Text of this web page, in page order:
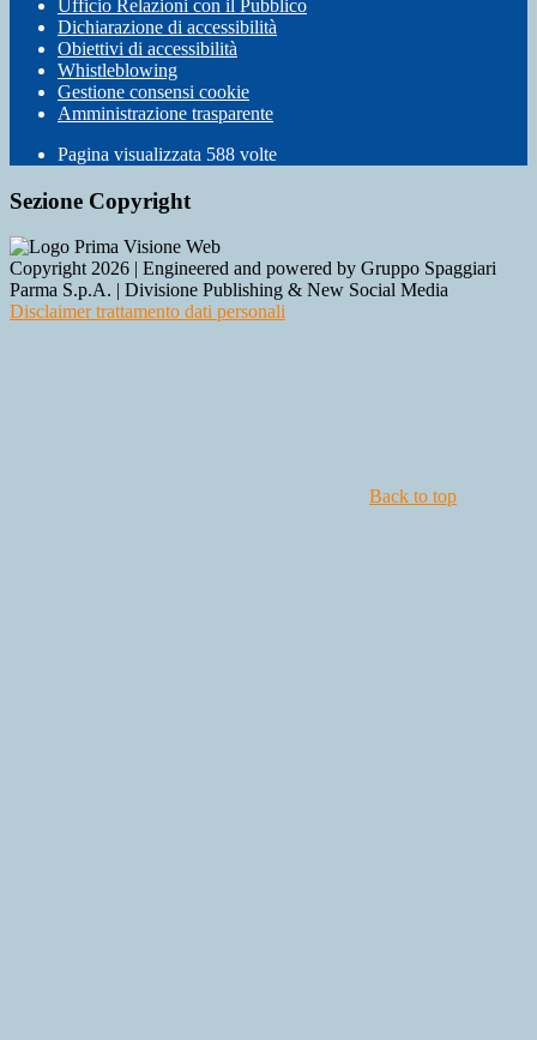
Ufficio Relazioni con il Pubblico
Dichiarazione di accessibilità
Obiettivi di accessibilità
Whistleblowing
Gestione consensi cookie
Amministrazione trasparente
Pagina visualizzata 588 volte
Sezione Copyright
Copyright 2026 | Engineered and powered by Gruppo Spaggiari
Parma S.p.A. | Divisione Publishing & New Social Media
Disclaimer trattamento dati personali
Back to top